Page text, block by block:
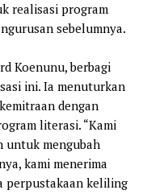
realisasi program
sebelumnya.
Koenunu, berbagi
ini. Ia menuturkan
dengan
literasi. “Kami
untuk mengubah
kami menerima
perpustakaan keliling